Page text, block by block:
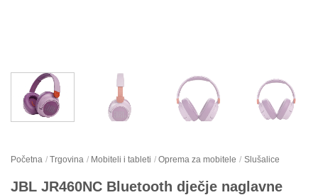
Početna / Trgovina / Mobiteli i tableti / Oprema za mobitele / Slušalice
JBL JR460NC Bluetooth dječje naglavne